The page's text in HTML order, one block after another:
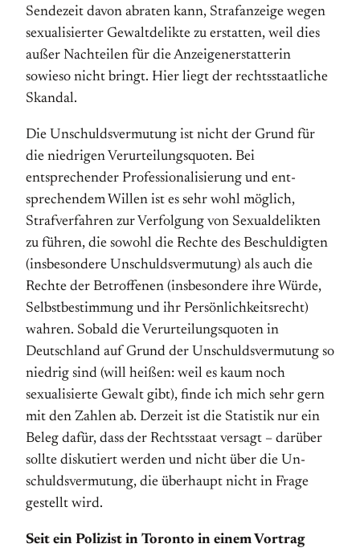
Sende­zeit davon ab­raten kann, Straf­anzeige wegen
sexualisierter Gewaltdelikte zu erstatten, weil dies
außer Nach­teilen für die Anzeigen­er­statterin
sowieso nicht bringt. Hier liegt der rechts­staatliche
Skandal.
Die Unschuldsvermutung ist nicht der Grund für
die niedrigen Verurteilungs­quoten. Bei
entsprechender Professionalisierung und ent­
sprechendem Willen ist es sehr wohl möglich,
Strafverfahren zur Verfolgung von Sexual­delikten
zu führen, die sowohl die Rechte des Beschuldigten
(insbesondere Unschulds­vermutung) als auch die
Rechte der Be­troffenen (insbesondere ihre Würde,
Selbst­bestimmung und ihr Persönlichkeits­recht)
wahren. Sobald die Verurteilungs­quoten in
Deutschland auf Grund der Un­schulds­ver­mutung so
niedrig sind (will heißen: weil es kaum noch
sexualisierte Gewalt gibt), finde ich mich sehr gern
mit den Zahlen ab. Derzeit ist die Statistik nur ein
Beleg dafür, dass der Rechtsstaat versagt – darüber
sollte diskutiert werden und nicht über die Un­
schulds­ver­mutung, die über­haupt nicht in Frage
gestellt wird.
Seit ein Polizist in Toronto in einem Vortrag